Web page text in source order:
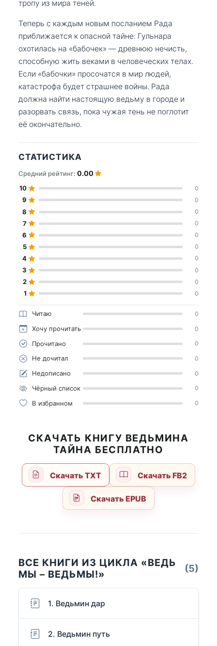
тропу из мира теней.
Теперь с каждым новым посланием Рада
приближается к опасной тайне: Гульнара
охотилась на «бабочек» — древнюю нечисть,
способную жить веками в человеческих телах.
Если «бабочки» просочатся в мир людей,
катастрофа будет страшнее войны. Рада
должна найти настоящую ведьму в городе и
разорвать связь, пока чужая тень не поглотит
её окончательно.
СТАТИСТИКА
Средний рейтинг: 0.00
10 0
9 0
8 0
7 0
6 0
5 0
4 0
3 0
2 0
1 0
Читаю 0
Хочу прочитать 0
Прочитано 0
Не дочитал 0
Недописано 0
Чёрный список 0
В избранном 0
СКАЧАТЬ КНИГУ ВЕДЬМИНА
ТАЙНА БЕСПЛАТНО
Скачать TXT Скачать FB2
Скачать EPUB
ВСЕ КНИГИ ИЗ ЦИКЛА «ВЕДЬ
МЫ – ВЕДЬМЫ!»
(5)
1. Ведьмин дар
2. Ведьмин путь